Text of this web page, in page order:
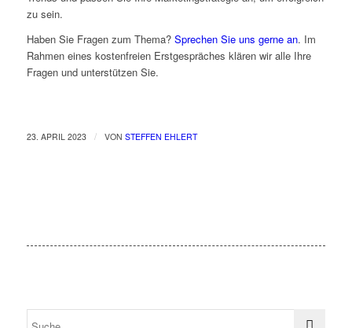
zu sein.
Haben Sie Fragen zum Thema? Sprechen Sie uns gerne an. Im
Rahmen eines kostenfreien Erstgespräches klären wir alle Ihre
Fragen und unterstützen Sie.
23. APRIL 2023 / VON STEFFEN EHLERT